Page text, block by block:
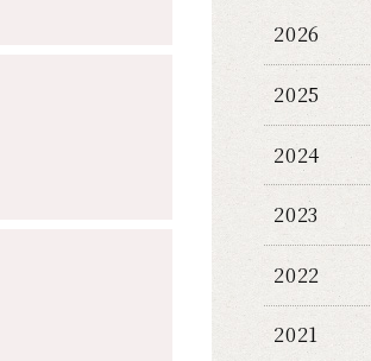
2026
2025
2024
2023
2022
2021